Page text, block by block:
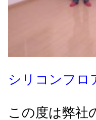
シリコンフロ
この度は弊社